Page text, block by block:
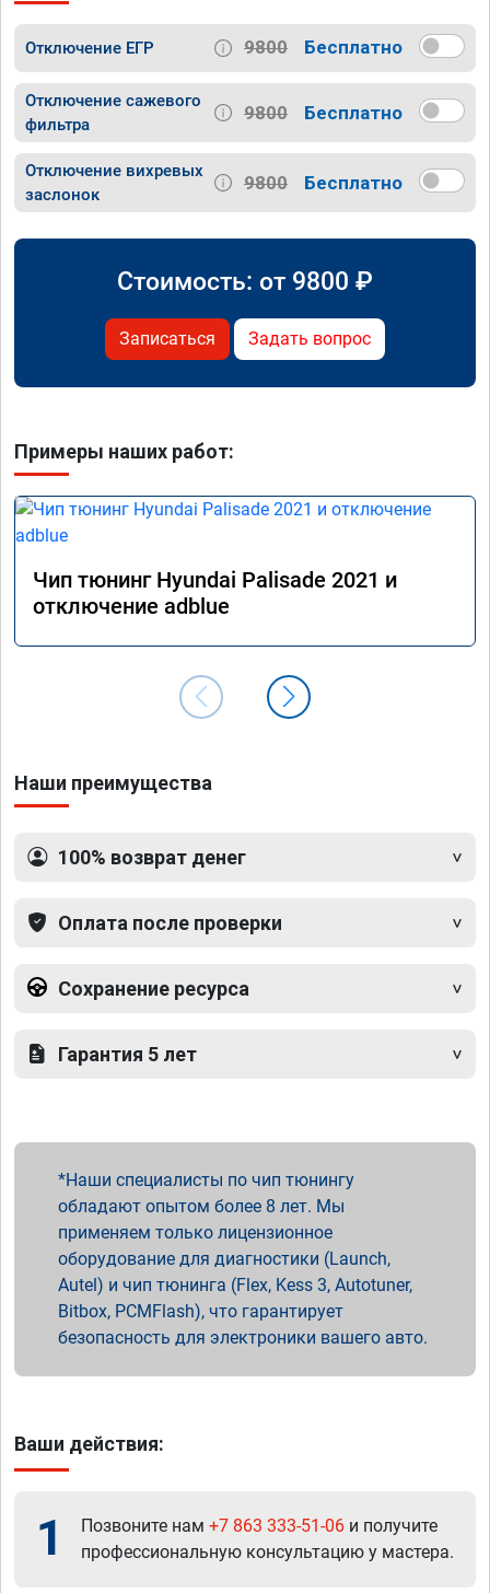
Отключение ЕГР 9800 Бесплатно
Отключение сажевого
фильтра
9800 Бесплатно
Отключение вихревых
заслонок
9800 Бесплатно
Стоимость: от 9800 ₽
Записаться Задать вопрос
Примеры наших работ:
Чип тюнинг Hyundai Palisade 2021 и
отключение adblue
Наши преимущества
100% возврат денег
Оплата после проверки
Сохранение ресурса
Гарантия 5 лет
Наши специалисты по чип тюнингу
обладают опытом более 8 лет. Мы
применяем только лицензионное
оборудование для диагностики (Launch,
Autel) и чип тюнинга (Flex, Kess 3, Autotuner,
Bitbox, PCMFlash), что гарантирует
безопасность для электроники вашего авто.
Ваши действия:
1 Позвоните нам +7 863 333-51-06 и получите
профессиональную консультацию у мастера.